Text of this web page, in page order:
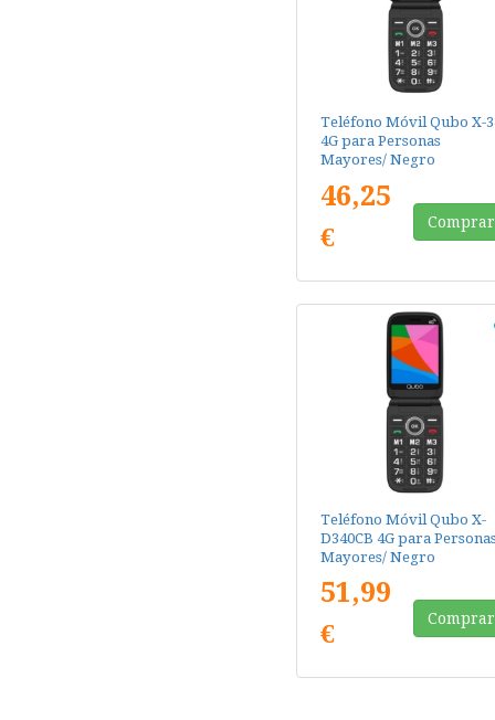
Teléfono Móvil Qubo X-
4G para Personas
Mayores/ Negro
46,25
€
Comprar
Teléfono Móvil Qubo X-
D340CB 4G para
Mayores/ Negro
51,99
€
Comprar